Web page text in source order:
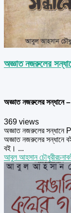
অজ্ঞাত নজরুলের
অজ্ঞাত নজরুলের সন্ধানে
369 views
অজ্ঞাত নজরুলের সন্ধানে
অজ্ঞাত নজরুলের সন্ধানে
বই। ...
আবুল আহসান চৌধুরী